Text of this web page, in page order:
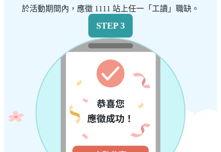
於活動期間內，應徵 1111 站上任一「工讀」職缺。
STEP 3